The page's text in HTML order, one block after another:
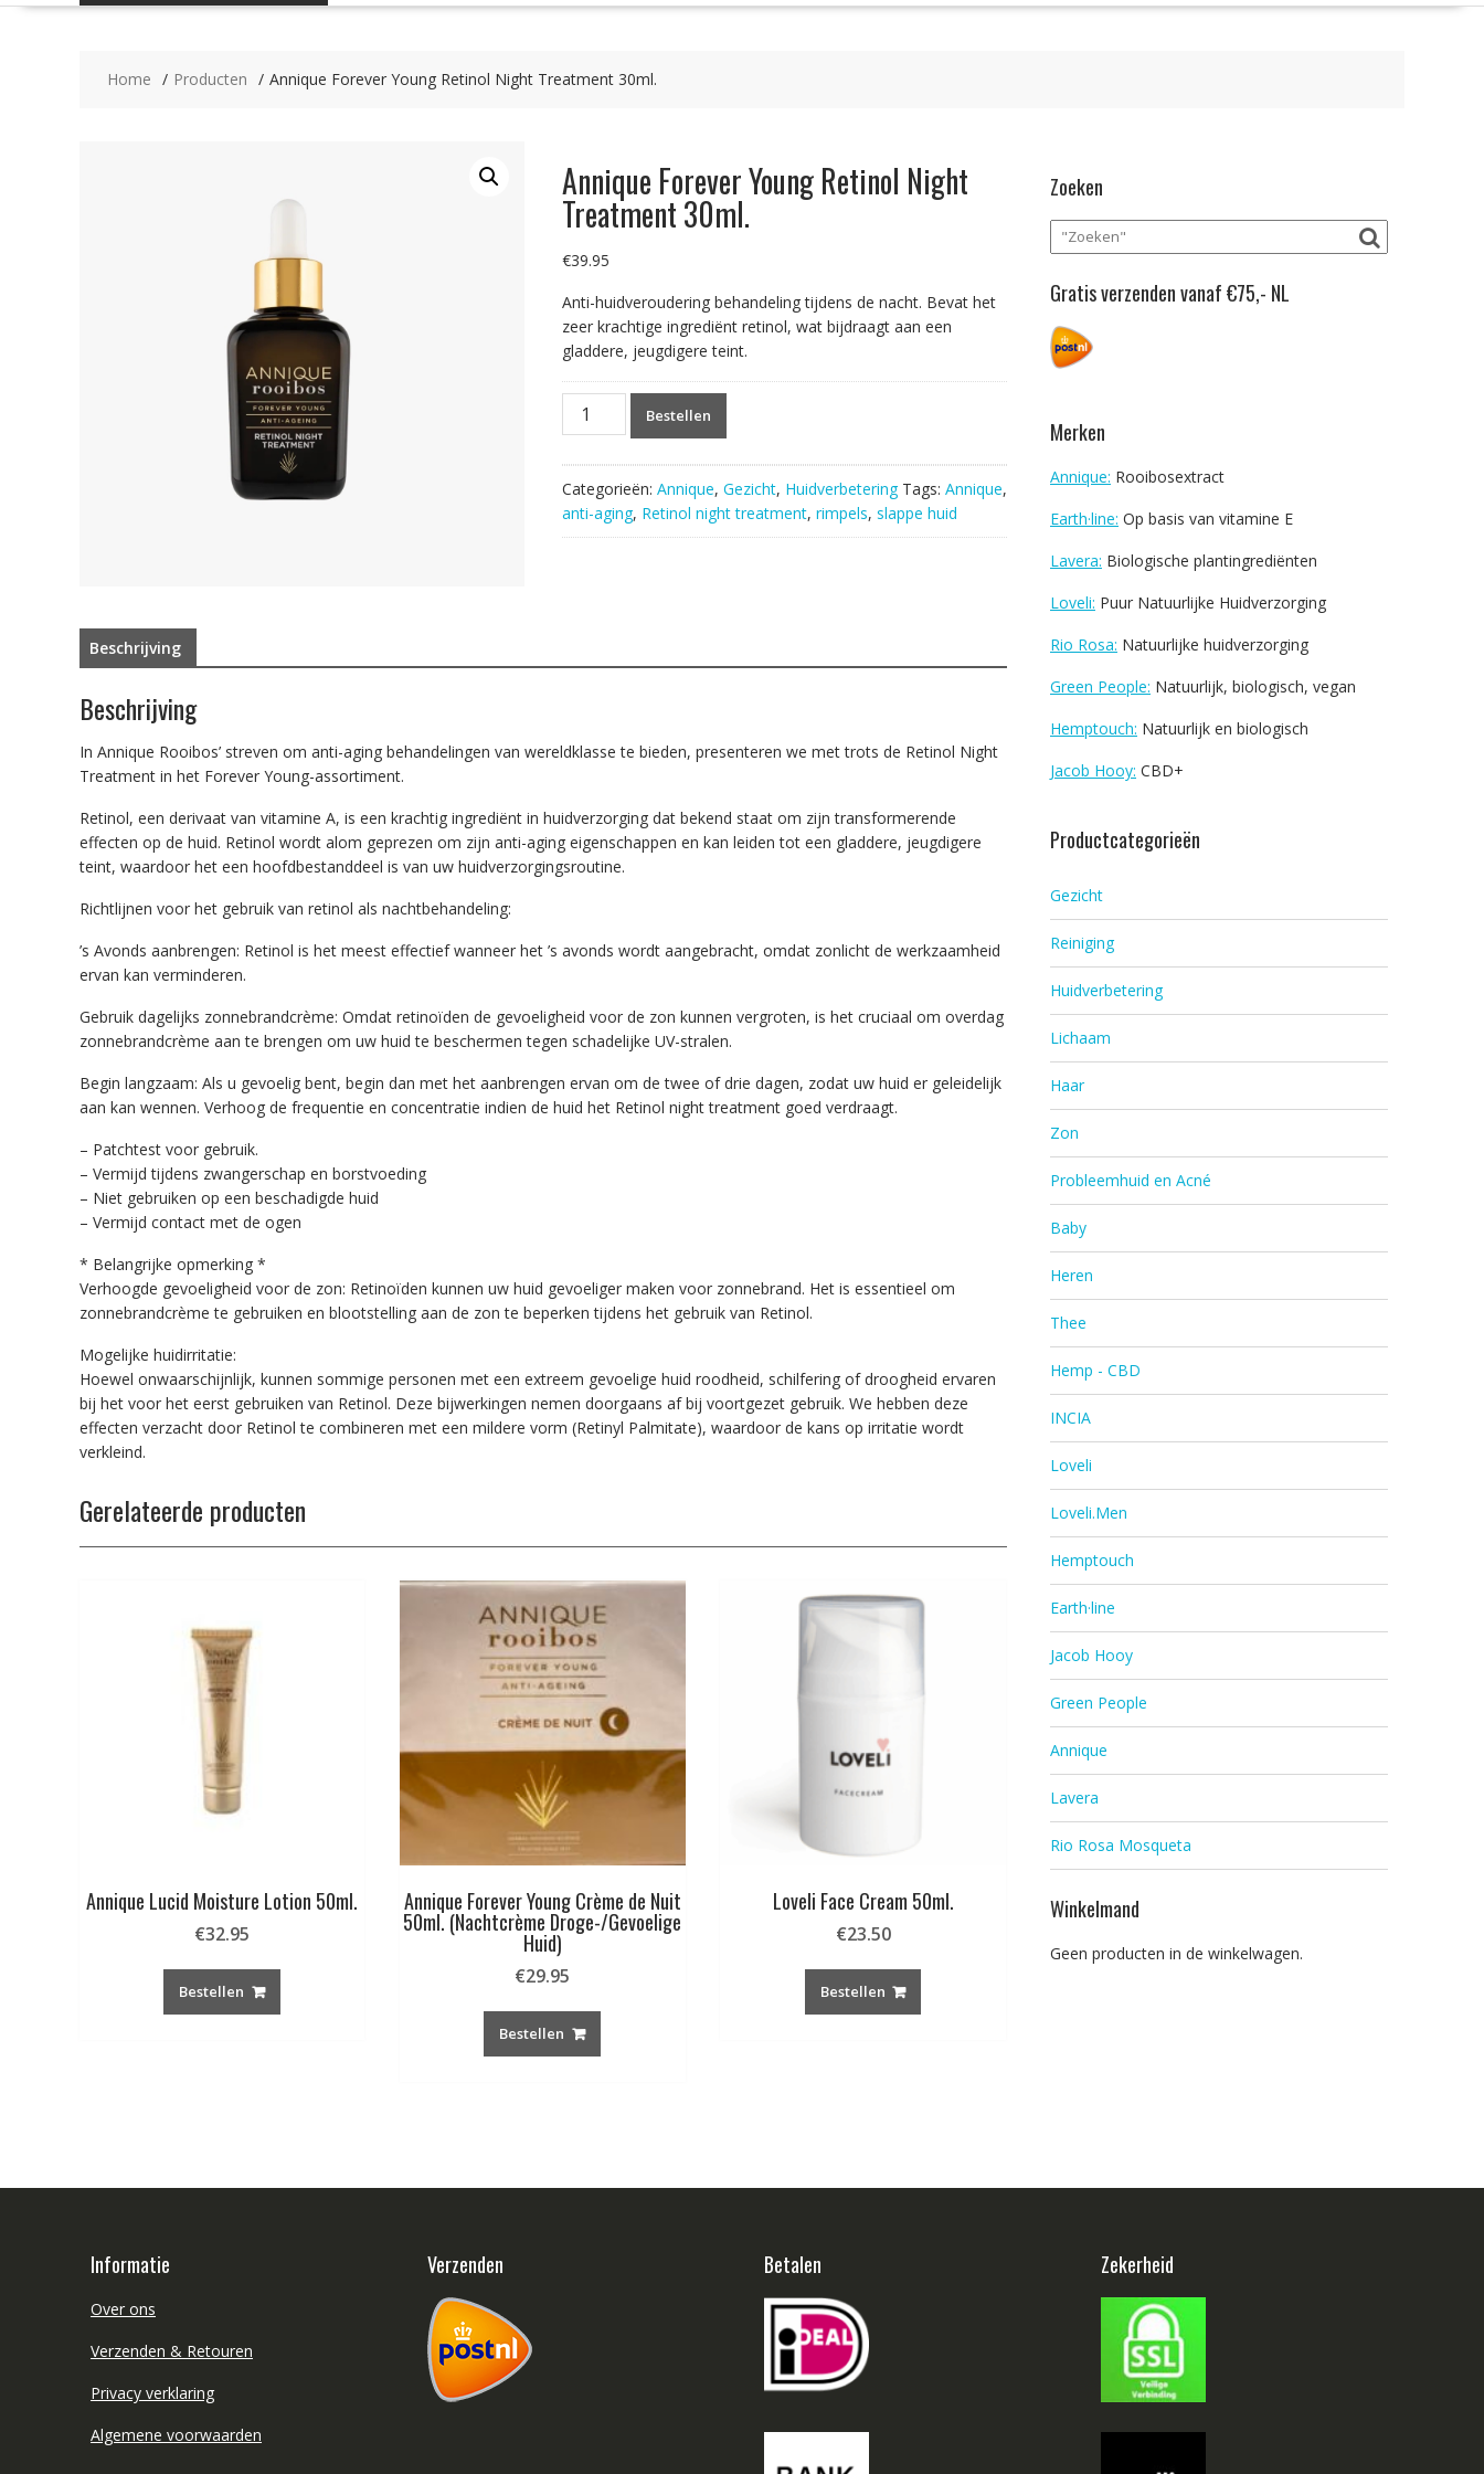
Home Producten Annique Forever Young Retinol Night Treatment 30ml.
Annique Forever Young Retinol Night
Treatment 30ml.
€39.95
Anti-huidveroudering behandeling tijdens de nacht. Bevat het
zeer krachtige ingrediënt retinol, wat bijdraagt aan een
gladdere, jeugdigere teint.
Annique
Night
Treatment
Bestellen
Categorieën: Annique, Gezicht, Huidverbetering Tags: Annique,
anti-aging, Retinol night treatment, rimpels, slappe huid
Beschrijving
Beschrijving
In Annique Rooibos’ streven om anti-aging behandelingen van wereldklasse te bieden, presenteren we met trots de Retinol Night
Treatment in het Forever Young-assortiment.
Retinol, een derivaat van vitamine A, is een krachtig ingrediënt in huidverzorging dat bekend staat om zijn transformerende
effecten op de huid. Retinol wordt alom geprezen om zijn anti-aging eigenschappen en kan leiden tot een gladdere, jeugdigere
teint, waardoor het een hoofdbestanddeel is van uw huidverzorgingsroutine.
Richtlijnen voor het gebruik van retinol als nachtbehandeling:
’s Avonds aanbrengen: Retinol is het meest effectief wanneer het ’s avonds wordt aangebracht, omdat zonlicht de werkzaamheid
ervan kan verminderen.
Gebruik dagelijks zonnebrandcrème: Omdat retinoïden de gevoeligheid voor de zon kunnen vergroten, is het cruciaal om overdag
zonnebrandcrème aan te brengen om uw huid te beschermen tegen schadelijke UV-stralen.
Begin langzaam: Als u gevoelig bent, begin dan met het aanbrengen ervan om de twee of drie dagen, zodat uw huid er geleidelijk
aan kan wennen. Verhoog de frequentie en concentratie indien de huid het Retinol night treatment goed verdraagt.
– Patchtest voor gebruik.
– Vermijd tijdens zwangerschap en borstvoeding
– Niet gebruiken op een beschadigde huid
– Vermijd contact met de ogen
* Belangrijke opmerking *
Verhoogde gevoeligheid voor de zon: Retinoïden kunnen uw huid gevoeliger maken voor zonnebrand. Het is essentieel om
zonnebrandcrème te gebruiken en blootstelling aan de zon te beperken tijdens het gebruik van Retinol.
Mogelijke huidirritatie:
Hoewel onwaarschijnlijk, kunnen sommige personen met een extreem gevoelige huid roodheid, schilfering of droogheid ervaren
bij het voor het eerst gebruiken van Retinol. Deze bijwerkingen nemen doorgaans af bij voortgezet gebruik. We hebben deze
effecten verzacht door Retinol te combineren met een mildere vorm (Retinyl Palmitate), waardoor de kans op irritatie wordt
verkleind.
Gerelateerde producten
Annique Lucid Moisture Lotion 50ml.
€32.95
Bestellen
Annique Forever Young Crème de Nuit
50ml. (Nachtcrème Droge-/Gevoelige
Huid)
€29.95
Bestellen
Loveli Face Cream 50ml.
€23.50
Bestellen
Zoeken
Gratis verzenden vanaf €75,- NL
Merken
Annique: Rooibosextract
Earth·line: Op basis van vitamine E
Lavera: Biologische plantingrediënten
Loveli: Puur Natuurlijke Huidverzorging
Rio Rosa: Natuurlijke huidverzorging
Green People: Natuurlijk, biologisch, vegan
Hemptouch: Natuurlijk en biologisch
Jacob Hooy: CBD+
Productcategorieën
Gezicht
Reiniging
Huidverbetering
Lichaam
Haar
Zon
Probleemhuid en Acné
Baby
Heren
Thee
Hemp - CBD
INCIA
Loveli
Loveli.Men
Hemptouch
Earth·line
Jacob Hooy
Green People
Annique
Lavera
Rio Rosa Mosqueta
Winkelmand
Geen producten in de winkelwagen.
Informatie
Over ons
Verzenden & Retouren
Privacy verklaring
Algemene voorwaarden
Verzenden Betalen Zekerheid